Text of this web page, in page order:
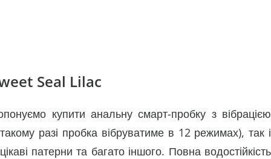
Seal Lilac
купити анальну смарт-пробку з вібрацією
разі пробка вібруватиме в 12 режимах), так і
патерни та багато іншого. Повна водостійкість